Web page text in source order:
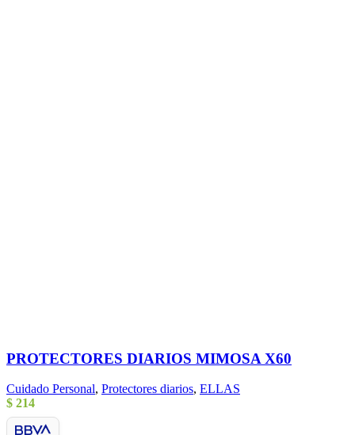
PROTECTORES DIARIOS MIMOSA X60
Cuidado Personal, Protectores diarios, ELLAS
$ 214